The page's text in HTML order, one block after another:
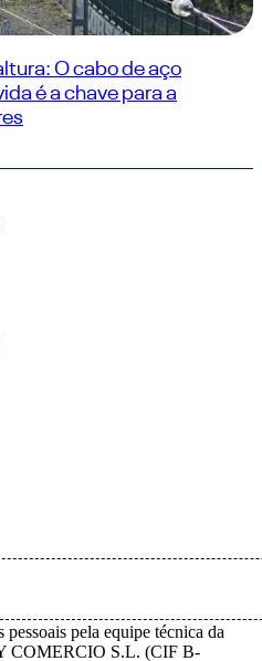
O cabo de aço
é a chave para a
pela equipe técnica da
S.L. (CIF B-